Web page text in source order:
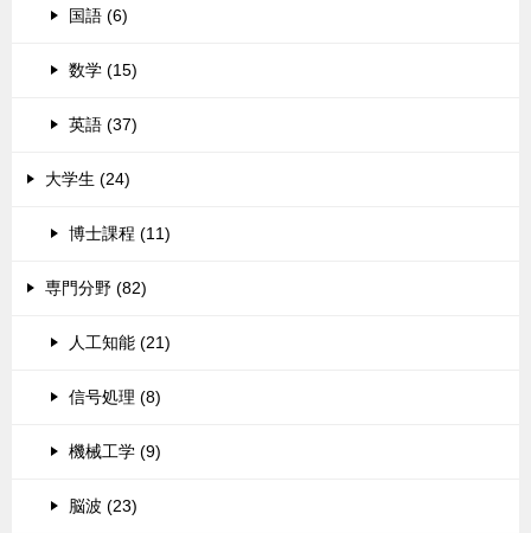
国語 (6)
数学 (15)
英語 (37)
大学生 (24)
博士課程 (11)
専門分野 (82)
人工知能 (21)
信号処理 (8)
機械工学 (9)
脳波 (23)